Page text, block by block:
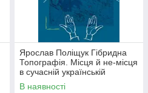
Ярослав Поліщук Гібридна
Топографія. Місця й не-місця
в сучасній українській
літературі
В наявності